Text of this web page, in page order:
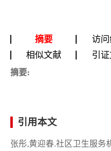
摘要 访
相似文献
引
摘要:
引用本文
张彤,黄迎春.社区卫生服务